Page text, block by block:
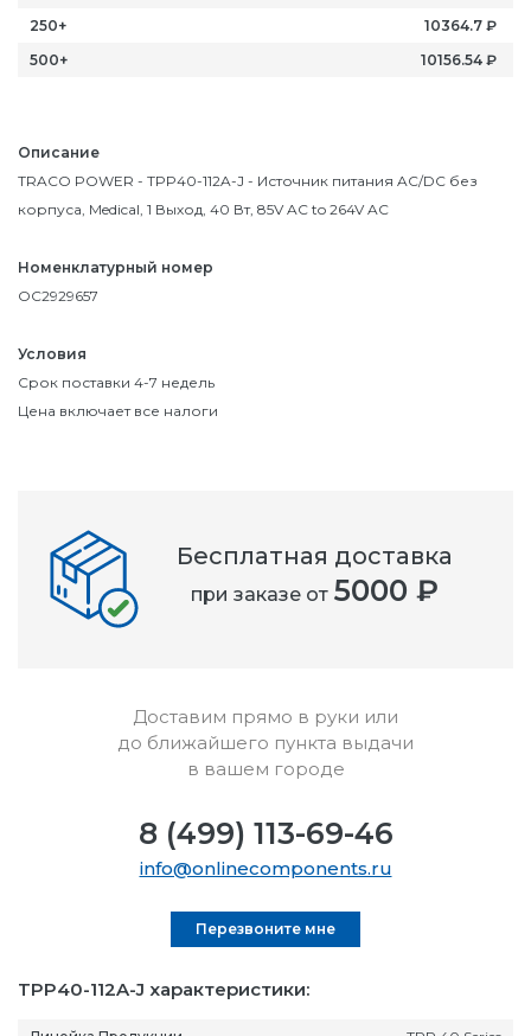
Описание
TRACO POWER - TPP40-112A-J - Источник питания AC/DC без
корпуса, Medical, 1 Выход, 40 Вт, 85V AC to 264V AC
Номенклатурный номер
OC2929657
Условия
Срок поставки 4-7 недель
Цена включает все налоги
250+
10364.7 ₽
500+
10156.54 ₽
TPP40-112A-J характеристики:
Бесплатная доставка
при заказе от 5000 ₽
Доставим прямо в руки или
до ближайшего пункта выдачи
в вашем городе
8 (499) 113-69-46
info@onlinecomponents.ru
Перезвоните мне